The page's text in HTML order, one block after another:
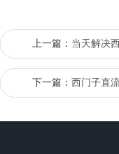
上一篇： 当天解决
下一篇： 西门子直